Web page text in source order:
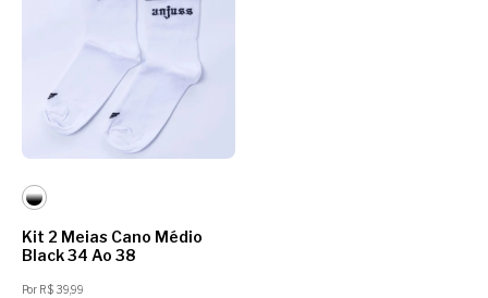
Kit 2 Meias Cano Médio
Black 34 Ao 38
Por R$ 39,99